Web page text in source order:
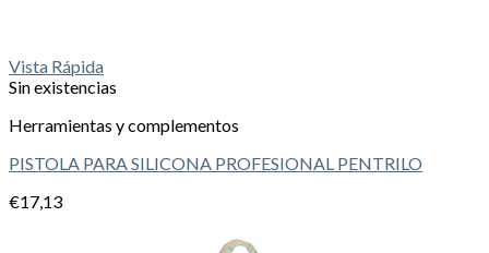
Vista Rápida
Sin existencias
Herramientas y complementos
PISTOLA PARA SILICONA PROFESIONAL PENTRILO
€17,13